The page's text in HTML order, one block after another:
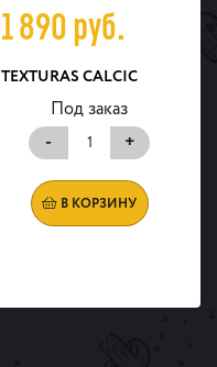
1 890руб.
TEXTURAS CALCIC
Под заказ
-
+
В КОРЗИНУ